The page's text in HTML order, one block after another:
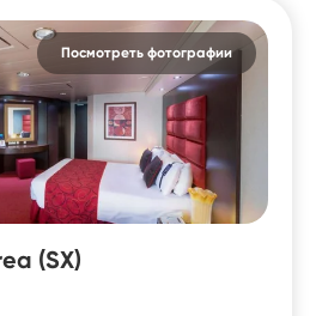
Посмотреть фотографии
(SX)